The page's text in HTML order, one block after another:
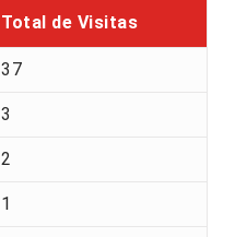
Total de Visitas
37
3
2
1